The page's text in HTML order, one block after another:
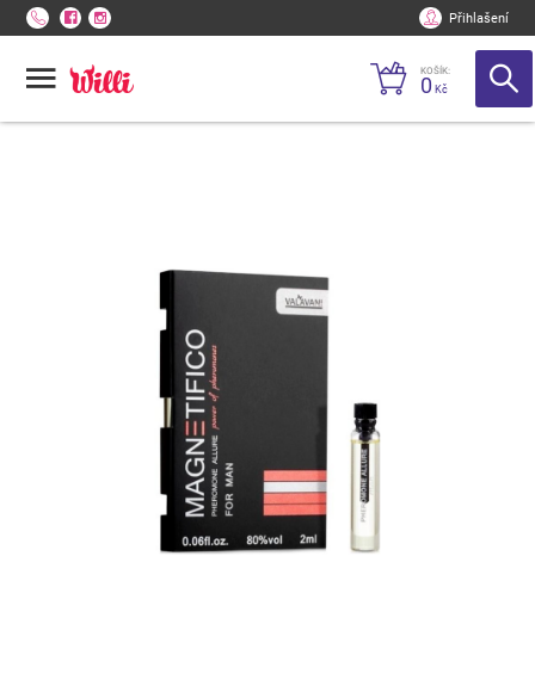
Přihlašení
KOŠÍK:
0 Kč